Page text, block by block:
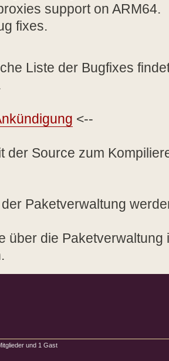
support on ARM64.
fixes.
Liste der Bugfixes
<--
der Source zum
Paketverwaltung
über die
und 1 Gast